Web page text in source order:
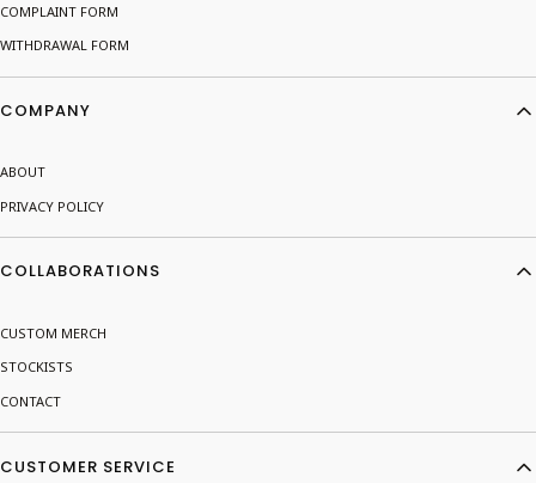
COMPLAINT FORM
WITHDRAWAL FORM
COMPANY
ABOUT
PRIVACY POLICY
COLLABORATIONS
CUSTOM MERCH
STOCKISTS
CONTACT
CUSTOMER SERVICE